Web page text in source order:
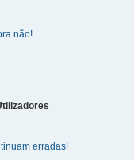
não!
erradas!